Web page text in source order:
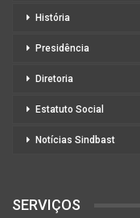
História
Presidência
Diretoria
Estatuto Social
Notícias Sindbast
SERVIÇOS